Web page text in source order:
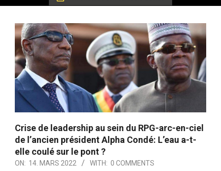
Crise de leadership au sein du RPG-arc-en-ciel
de l’ancien président Alpha Condé: L’eau a-t-
elle coulé sur le pont ?
ON: 14. MARS 2022 WITH: 0 COMMENTS